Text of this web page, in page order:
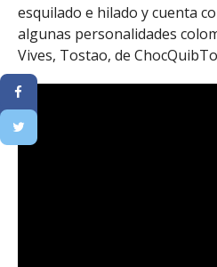
esquilado e hilado y cuenta
algunas personalidades
Vives, Tostao, de